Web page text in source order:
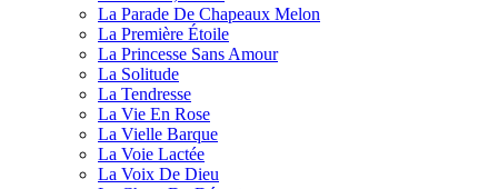
La Parade De Chapeaux Melon
La Première Étoile
La Princesse Sans Amour
La Solitude
La Tendresse
La Vie En Rose
La Vielle Barque
La Voie Lactée
La Voix De Dieu